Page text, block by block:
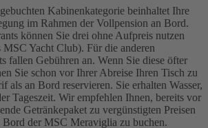
Kabinenkategorie beinhaltet Ihre
im Rahmen der Vollpension an Bord.
können Sie drei ohne Aufpreis nutzen
Yacht Club). Für die anderen
fallen Gebühren an. Wenn Sie diese öfter
Sie schon vor Ihrer Abreise Ihren Tisch zu
als an Bord reservieren. Sie erhalten Wasser,
Tageszeit. Wir empfehlen Ihnen, bereits vor
Getränkepaket zu vergünstigten Preisen
der MSC Meraviglia zu buchen.